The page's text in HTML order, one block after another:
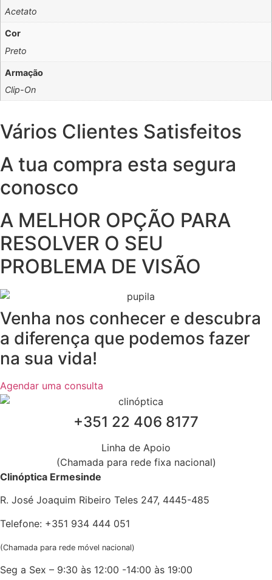
Acetato
Cor
Preto
Armação
Clip-On
Vários Clientes Satisfeitos
A tua compra esta segura
conosco
A MELHOR OPÇÃO PARA
RESOLVER O SEU
PROBLEMA DE VISÃO
Venha nos conhecer e descubra
a diferença que podemos fazer
na sua vida!
Agendar uma consulta
‎+351 22 406 8177
Linha de Apoio
(Chamada para rede fixa nacional)
Clinóptica Ermesinde
R. José Joaquim Ribeiro Teles 247, 4445-485
Telefone: +351 934 444 051
(Chamada para rede móvel nacional)
Seg a Sex – 9:30 às 12:00 -14:00 às 19:00